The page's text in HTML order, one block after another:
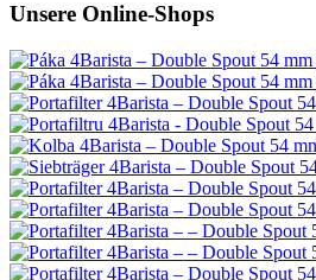
Unsere Online-Shops